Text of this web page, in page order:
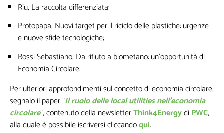
Riu, La raccolta differenziata;
Protopapa, Nuovi target per il riciclo delle plastiche: urgenze
e nuove sfide tecnologiche;
Rossi Sebastiano, Da rifiuto a biometano: un’opportunità di
Economia Circolare.
Per ulteriori approfondimenti sul concetto di economia circolare,
segnalo il paper "Il ruolo delle local utilities nell'economia
circolare", contenuto della newsletterThink4EnergydiPWC,
alla quale è possibile iscriversi cliccandoqui.